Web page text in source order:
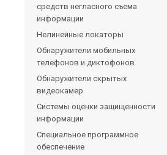
средств негласного съема
информации
Нелинейные локаторы
Обнаружители мобильных
телефонов и диктофонов
Обнаружители скрытых
видеокамер
Системы оценки защищенности
информации
Специальное программное
обеспечение